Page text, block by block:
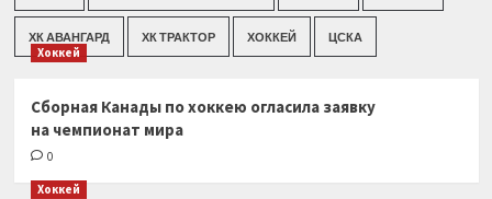
ХК АВАНГАРД ХК ТРАКТОР ХОККЕЙ ЦСКА
Хоккей
Сборная Канады по хоккею огласила заявку
на чемпионат мира
0
Хоккей